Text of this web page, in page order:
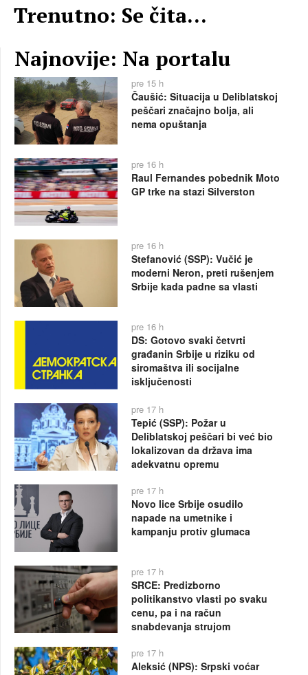
Trenutno: Se čita...
Najnovije: Na portalu
pre 15 h
Čaušić: Situacija u Deliblatskoj
peščari značajno bolja, ali
nema opuštanja
pre 16 h
Raul Fernandes pobednik Moto
GP trke na stazi Silverston
pre 16 h
Stefanović (SSP): Vučić je
moderni Neron, preti rušenjem
Srbije kada padne sa vlasti
pre 16 h
DS: Gotovo svaki četvrti
građanin Srbije u riziku od
siromaštva ili socijalne
isključenosti
pre 17 h
Tepić (SSP): Požar u
Deliblatskoj peščari bi već bio
lokalizovan da država ima
adekvatnu opremu
pre 17 h
Novo lice Srbije osudilo
napade na umetnike i
kampanju protiv glumaca
pre 17 h
SRCE: Predizborno
politikanstvo vlasti po svaku
cenu, pa i na račun
snabdevanja strujom
pre 17 h
Aleksić (NPS): Srpski voćar